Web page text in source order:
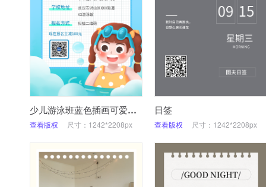
少儿游泳班蓝色插画可爱风手机海报
查看版权 尺寸：1242*2208px
日签
查看版权 尺寸：1242*2208px